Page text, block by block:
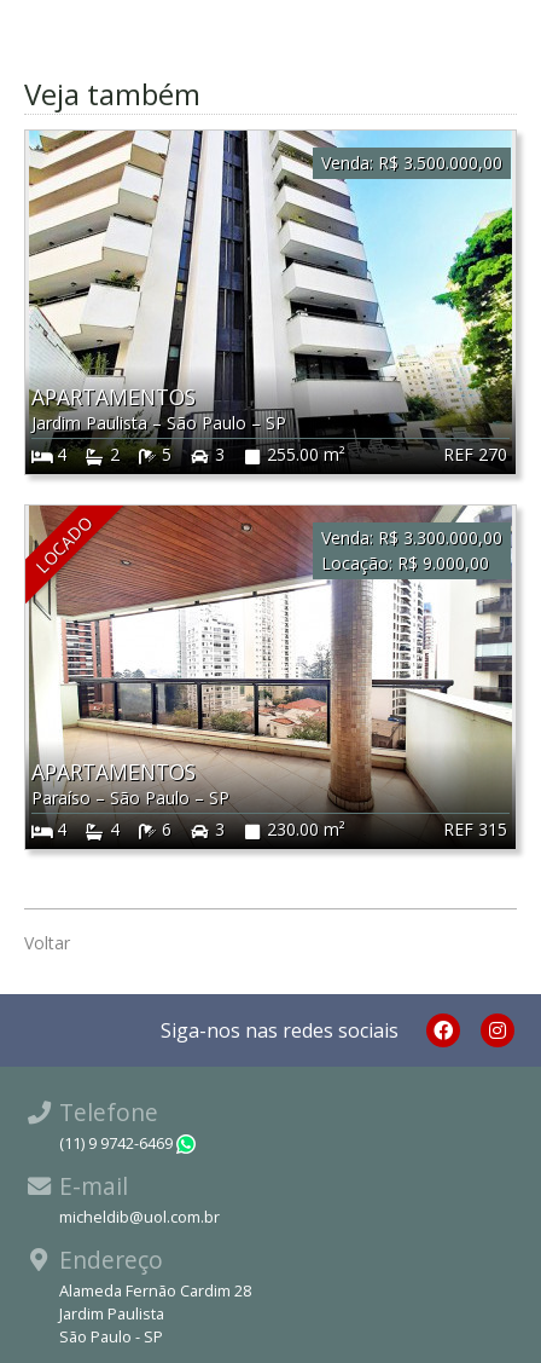
Veja também
REF 270
APARTAMENTOS
Jardim Paulista–São Paulo –SP
4
2 5 3 255.00 m²
Venda: R$ 3.500.000,00
LOCADO
REF 315
APARTAMENTOS
Paraíso–São Paulo–SP
4
4 6 3 230.00 m²
Venda: R$ 3.300.000,00
Locação: R$ 9.000,00
Voltar
Siga-nos nas redes sociais
Telefone
(11) 9 9742-6469
E-mail
micheldib@uol.com.br
Endereço
Alameda Fernão Cardim 28
Jardim Paulista
São Paulo - SP